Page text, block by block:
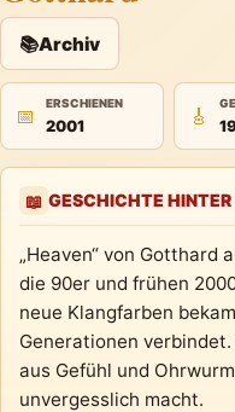
📚Archiv
📅
ERSCHIENEN
2001 🎸
📖 GESCHICHTE HINTER
„Heaven“ von Gotthard
die 90er und frühen
neue Klangfarben
Generationen
aus Gefühl und
unvergesslich macht.